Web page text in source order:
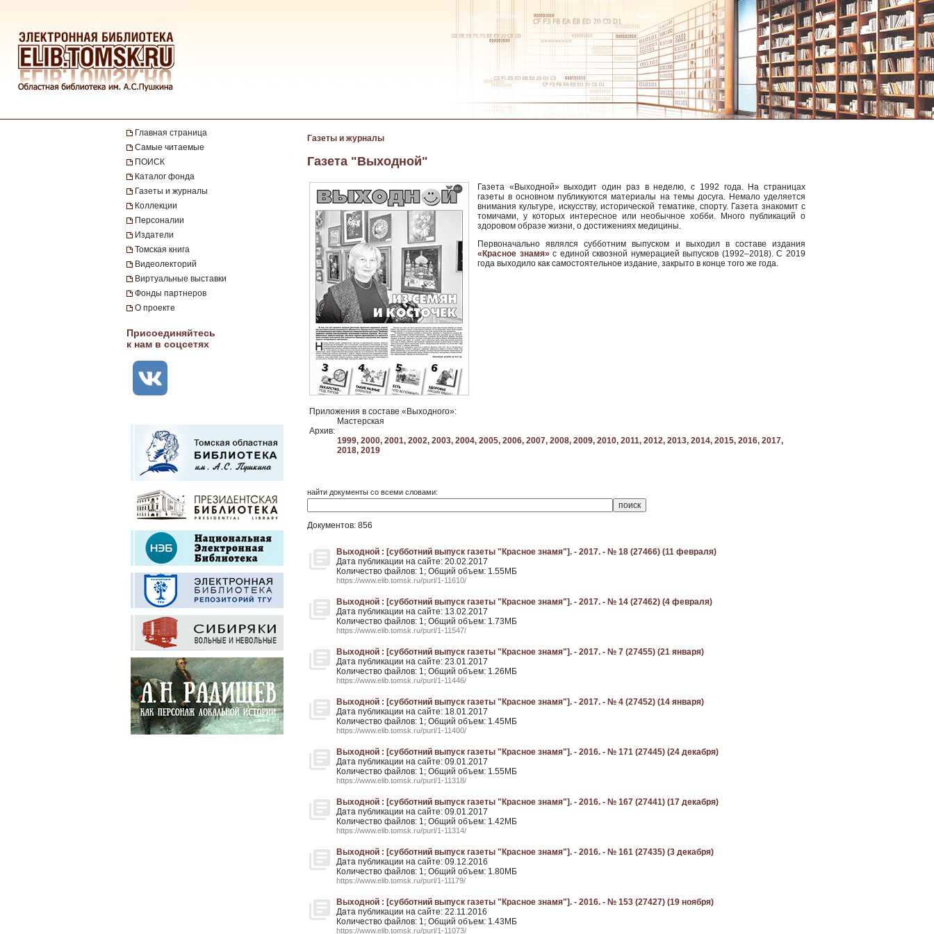
Главная страница
Самые читаемые
ПОИСК
Каталог фонда
Газеты и журналы
Коллекции
Персоналии
Издатели
Томская книга
Видеолекторий
Виртуальные выставки
Фонды партнеров
О проекте
Присоединяйтесь
к нам в соцсетях
Газеты и журналы
Газета "Выходной"
Газета «Выходной» выходит один раз в неделю, с 1992 года. На страницах
газеты в основном публикуются материалы на темы досуга. Немало уделяется
внимания культуре, искусству, исторической тематике, спорту. Газета знакомит с
томичами, у которых интересное или необычное хобби. Много публикаций о
здоровом образе жизни, о достижениях медицины.
Первоначально являлся субботним выпуском и выходил в составе издания
«Красное знамя» с единой сквозной нумерацией выпусков (1992–2018). С 2019
года выходило как самостоятельное издание, закрыто в конце того же года.
Приложения в составе «Выходного»:
Мастерская
Архив:
1999, 2000, 2001, 2002, 2003, 2004, 2005, 2006, 2007, 2008, 2009, 2010, 2011, 2012, 2013, 2014, 2015, 2016, 2017,
2018, 2019
найти документы со всеми словами:
Документов: 856
Выходной : [субботний выпуск газеты "Красное знамя"]. - 2017. - № 18 (27466) (11 февраля)
Дата публикации на сайте: 20.02.2017
Количество файлов: 1; Общий объем: 1.55МБ
https://www.elib.tomsk.ru/purl/1-11610/
Выходной : [субботний выпуск газеты "Красное знамя"]. - 2017. - № 14 (27462) (4 февраля)
Дата публикации на сайте: 13.02.2017
Количество файлов: 1; Общий объем: 1.73МБ
https://www.elib.tomsk.ru/purl/1-11547/
Выходной : [субботний выпуск газеты "Красное знамя"]. - 2017. - № 7 (27455) (21 января)
Дата публикации на сайте: 23.01.2017
Количество файлов: 1; Общий объем: 1.26МБ
https://www.elib.tomsk.ru/purl/1-11446/
Выходной : [субботний выпуск газеты "Красное знамя"]. - 2017. - № 4 (27452) (14 января)
Дата публикации на сайте: 18.01.2017
Количество файлов: 1; Общий объем: 1.45МБ
https://www.elib.tomsk.ru/purl/1-11400/
Выходной : [субботний выпуск газеты "Красное знамя"]. - 2016. - № 171 (27445) (24 декабря)
Дата публикации на сайте: 09.01.2017
Количество файлов: 1; Общий объем: 1.55МБ
https://www.elib.tomsk.ru/purl/1-11318/
Выходной : [субботний выпуск газеты "Красное знамя"]. - 2016. - № 167 (27441) (17 декабря)
Дата публикации на сайте: 09.01.2017
Количество файлов: 1; Общий объем: 1.42МБ
https://www.elib.tomsk.ru/purl/1-11314/
Выходной : [субботний выпуск газеты "Красное знамя"]. - 2016. - № 161 (27435) (3 декабря)
Дата публикации на сайте: 09.12.2016
Количество файлов: 1; Общий объем: 1.80МБ
https://www.elib.tomsk.ru/purl/1-11179/
Выходной : [субботний выпуск газеты "Красное знамя"]. - 2016. - № 153 (27427) (19 ноября)
Дата публикации на сайте: 22.11.2016
Количество файлов: 1; Общий объем: 1.43МБ
https://www.elib.tomsk.ru/purl/1-11073/